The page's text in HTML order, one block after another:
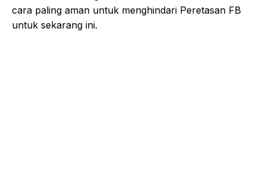
cara paling aman untuk menghindari Peretasan FB
untuk sekarang ini.